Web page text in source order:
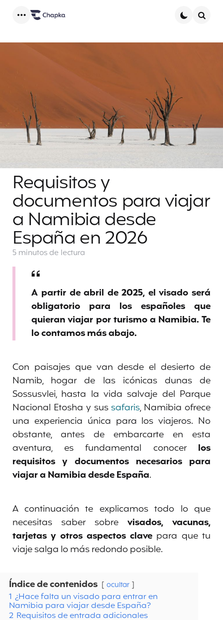
Requisitos y
documentos para viajar
a Namibia desde
España en 2026
5 minutosde lectura
A partir de abril de 2025, el visado será
obligatorio para los españoles que
quieran viajar por turismo a Namibia. Te
lo contamos más abajo.
Con paisajes que van desde el desierto de
Namib, hogar de las icónicas dunas de
Sossusvlei, hasta la vida salvaje del Parque
Nacional Etosha y sussafaris, Namibia ofrece
una experiencia única para los viajeros. No
obstante, antes de embarcarte en esta
aventura, es fundamental conocerlos
requisitos y documentos necesarios para
viajar a Namibia desde España.
A continuación te explicamos todo lo que
necesitas saber sobre visados, vacunas,
tarjetas y otros aspectos clave para que tu
viaje salga lo más redondo posible.
Índice de contenidos ocultar
1 ¿Hace falta un visado para entrar en
Namibia para viajar desde España?
2 Requisitos de entrada adicionales